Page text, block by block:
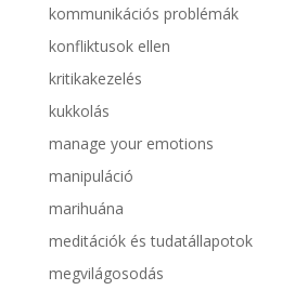
kommunikációs problémák
konfliktusok ellen
kritikakezelés
kukkolás
manage your emotions
manipuláció
marihuána
meditációk és tudatállapotok
megvilágosodás